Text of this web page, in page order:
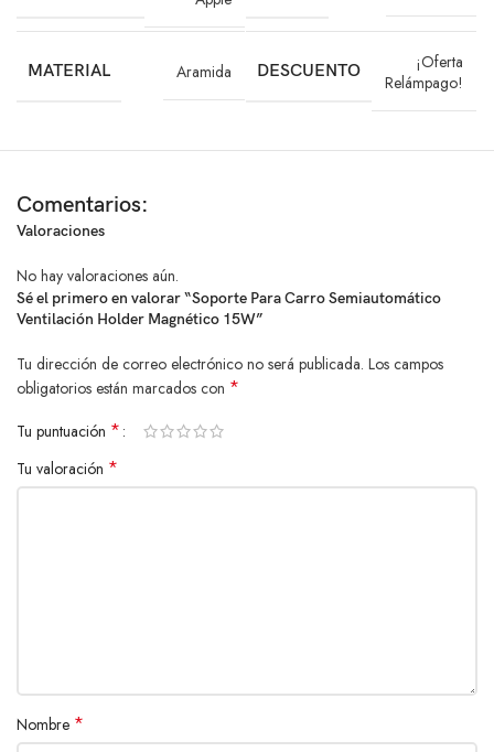
transforma tu experiencia de manejo.
MATERIAL Aramida DESCUENTO
¡Oferta
Relámpago!
Comentarios:
Valoraciones
No hay valoraciones aún.
Sé el primero en valorar “Soporte Para Carro Semiautomático
Ventilación Holder Magnético 15W”
Tu dirección de correo electrónico no será publicada. Los campos
obligatorios están marcados con *
Tu puntuación *
Tu valoración *
Nombre *